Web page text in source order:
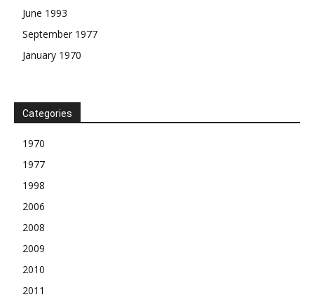
June 1993
September 1977
January 1970
Categories
1970
1977
1998
2006
2008
2009
2010
2011